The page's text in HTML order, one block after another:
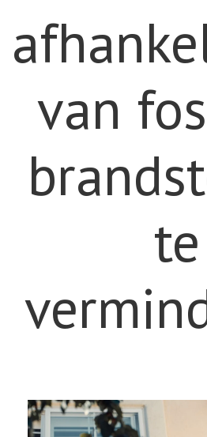
van
te